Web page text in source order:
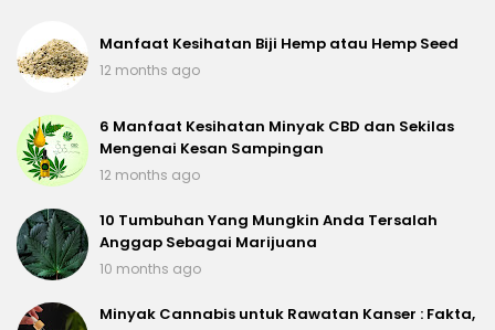
Manfaat Kesihatan Biji Hemp atau Hemp Seed
12 months ago
6 Manfaat Kesihatan Minyak CBD dan Sekilas
Mengenai Kesan Sampingan
12 months ago
10 Tumbuhan Yang Mungkin Anda Tersalah
Anggap Sebagai Marijuana
10 months ago
Minyak Cannabis untuk Rawatan Kanser : Fakta,